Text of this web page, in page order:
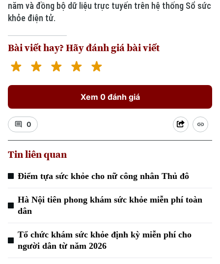
Xu hướng
năm và đồng bộ dữ liệu trực tuyến trên hệ thống Sổ sức
khỏe điện tử.
Bài viết hay? Hãy đánh giá bài viết
Xem 0 đánh giá
0
Tin liên quan
Điểm tựa sức khỏe cho nữ công nhân Thủ đô
Hà Nội tiên phong khám sức khỏe miễn phí toàn
dân
Tổ chức khám sức khỏe định kỳ miễn phí cho
người dân từ năm 2026